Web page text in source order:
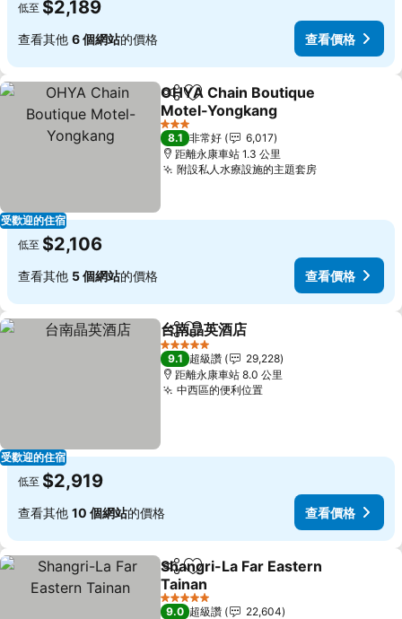
低至 $2,189
查看其他 6 個網站的價格 查看價格
受歡迎的住宿
分享 加入我的最愛
OHYA Chain Boutique
Motel-Yongkang
3 星級
8.1 非常好
6,017
距離永康車站 1.3 公里
附設私人水療設施的主題套房
低至 $2,106
查看其他 5 個網站的價格 查看價格
受歡迎的住宿
分享 加入我的最愛
台南晶英酒店
5 星級
9.1 超級讚
29,228
距離永康車站 8.0 公里
中西區的便利位置
低至 $2,919
查看其他 10 個網站的價格 查看價格
分享 加入我的最愛
Shangri-La Far Eastern
Tainan
5 星級
9.0 超級讚
22,604